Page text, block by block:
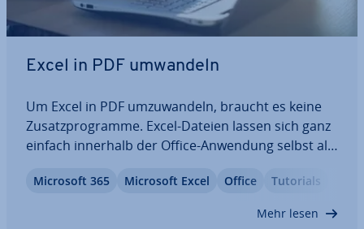
Excel in PDF umwandeln
Um Excel in PDF um­zu­wan­deln, braucht es keine
Zu­satz­pro­gram­me. Excel-Dateien lassen sich ganz
einfach innerhalb der Office-Anwendung selbst als
besonders praktisch, da PDF-Dateien in der Regel
Microsoft 365 Microsoft Excel Office Tutorials
Mehr lesen